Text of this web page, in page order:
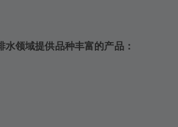
水领域提供品种丰富的产品：